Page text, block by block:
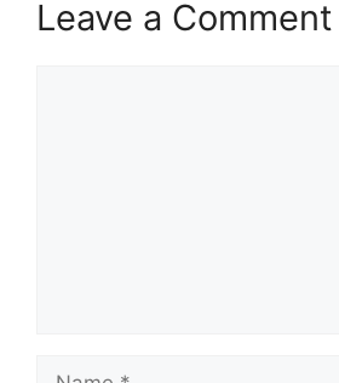
Leave a Comment
Name